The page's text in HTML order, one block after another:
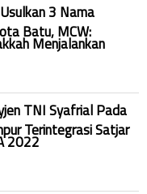
3 Nama
Batu, MCW:
Menjalankan
TNI Syafrial Pada
Terintegrasi Satjar
2022